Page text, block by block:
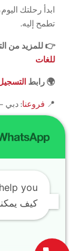
ابدأ رحلتك
تطمح إليه.
👉 للمزيد من
للغات
🌍 رابط
📍 فروعنا: دبي
تابعنا
TikTok
📱
Instagram
📘
Facebook
you?
كيف